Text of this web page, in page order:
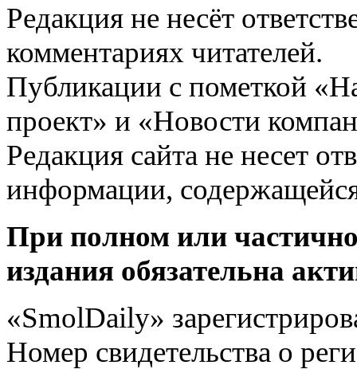
Редакция не несёт
комментариях читателей.
Публикации с пометкой
проект» и «Новости
Редакция сайта не несет
информации,
При полном или
издания обязательна
«SmolDaily»
Номер свидетельства о